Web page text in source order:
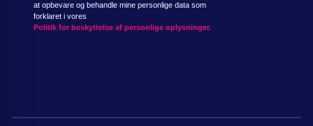
at opbevare og behandle mine personlige data som
forklaret i vores
Politik for beskyttelse af personlige oplysninger.